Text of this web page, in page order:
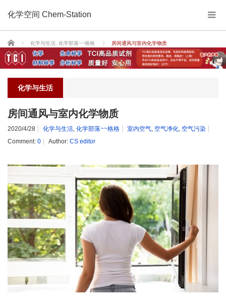
化学空间 Chem-Station
Home 化学与生活 化学部落~~格格 房间通风与室内化学物质
化学与生活
房间通风与室内化学物质
2020/4/28 化学与生活 化学部落~~格格 室内空气 空气净化 空气污染
Comment: 0 Author: CS editor